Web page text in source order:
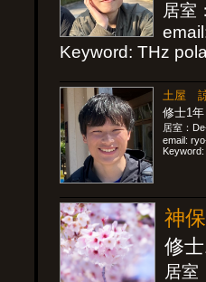
居室
Keyword: THz
土屋
修士1年
居室：
email:
神
修
居室